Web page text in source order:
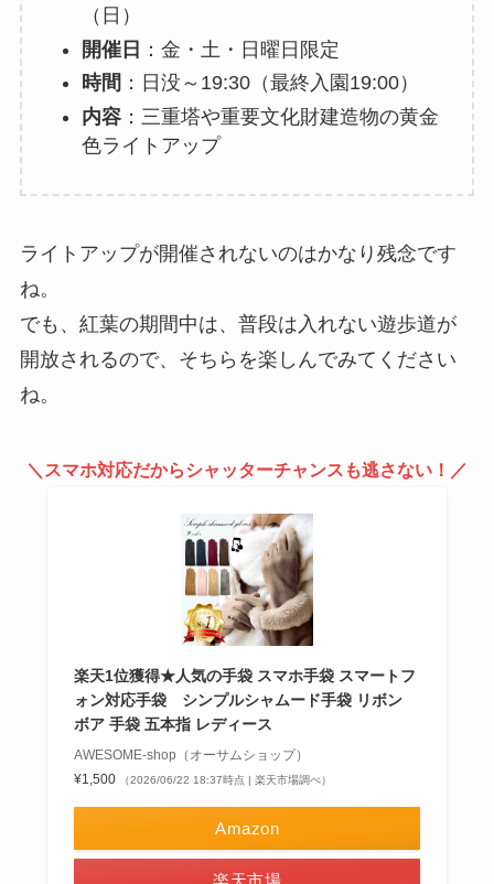
（日）
開催日 ：金・土・日曜日限定
時間 ：日没～19:30（最終入園19:00）
内容：三重塔や重要文化財建造物の黄金
色ライトアップ
ライトアップが開催されないのはかなり残念です
ね。
でも、紅葉の期間中は、普段は入れない遊歩道が
開放されるので、そちらを楽しんでみてください
ね。
＼スマホ対応だからシャッターチャンスも逃さない！／
楽天1位獲得★人気の手袋 スマホ手袋 スマートフ
ォン対応手袋 シンプルシャムード手袋 リボン
ボア 手袋 五本指 レディース
AWESOME-shop（オーサムショップ）
¥1,500
（2026/06/22 18:37時点 | 楽天市場調べ）
Amazon
楽天市場